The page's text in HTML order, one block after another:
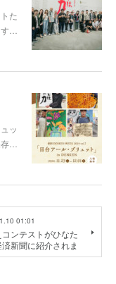
た
…
ッ
…
01:01
ンテストがひなた
新聞に紹介されま